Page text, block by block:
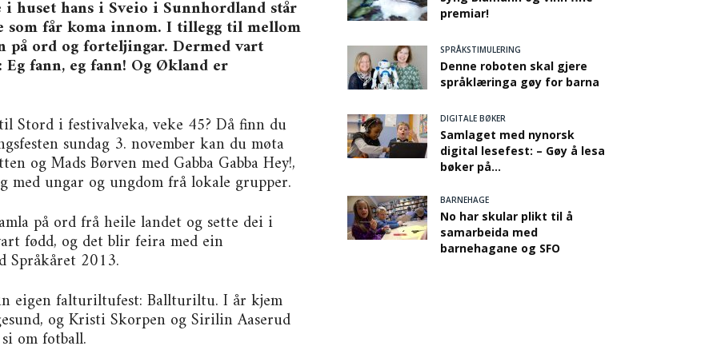
huset hans i Sveio i Sunnhordland står
får koma innom. I tillegg til mellom
på ord og forteljingar. Dermed vart
fann, eg fann! Og Økland er
Stord i festivalveka, veke 45? Då finn du
sundag 3. november kan du møta
og Mads Børven med Gabba Gabba Hey!,
med ungar og ungdom frå lokale grupper.
på ord frå heile landet og sette dei i
fødd, og det blir feira med ein
Språkåret 2013.
eigen falturiltufest: Ballturiltu. I år kjem
og Kristi Skorpen og Sirilin Aaserud
om fotball.
premiar!
SPRÅKSTIMULERING
Denne roboten skal gjere
språklæringa gøy for barna
DIGITALE BØKER
Samlaget med nynorsk
digital lesefest: – Gøy å lesa
bøker på...
BARNEHAGE
No har skular plikt til å
samarbeida med
barnehagane og SFO